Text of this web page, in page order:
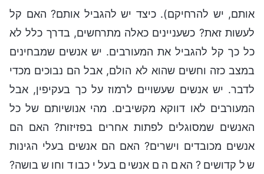
אותם, יש להרחיקם). כיצד יש להגביל אותם? האם קל
לעשות זאת? כשעניינים כאלה מתרחשים, בדרך כלל לא
כל כך קל להגביל את המעורבים. יש אנשים שמבחינים
במצב כזה וחשים שהוא לא הולם, אבל הם נבוכים מכדי
לדבר. יש אנשים שעשויים לרמוז על כך בעקיפין, אבל
המעורבים לאו דווקא מקשיבים. מהי אנושיותם של כל
האנשים שמסוגלים לפתות אחרים בפזיזות? האם הם
אנשים מכובדים וישרים? האם הם אנשים בעלי הגינות
של קדושים? האם הם אנשים בעלי כבוד וחוש בושה?